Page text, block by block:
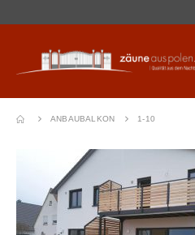
ANBAUBALKON 1-10